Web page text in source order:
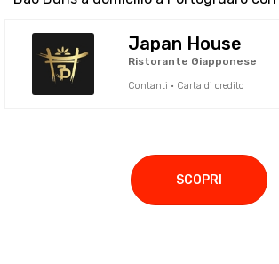
Japan House
Ristorante Giapponese
Contanti · Carta di credito
SCOPRI